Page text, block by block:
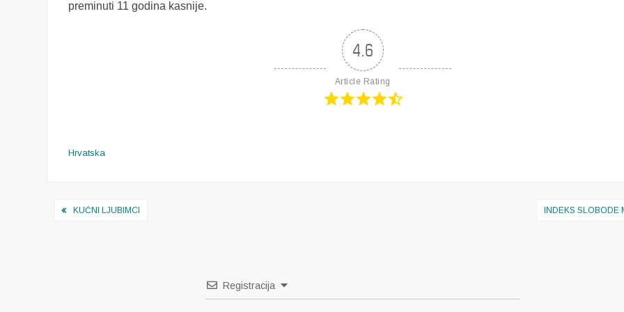
preminuti 11 godina kasnije.
4.6
Article Rating
Hrvatska
Navigacija
KUĆNI LJUBIMCI INDEKS SLOBODE
Registracija